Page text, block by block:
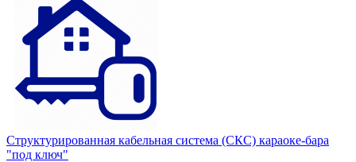
Структурированная кабельная система (СКС) караоке-бара
"под ключ"